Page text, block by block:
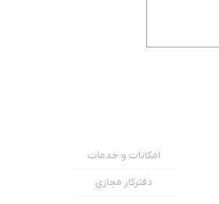
امکانات و خدمات
دفترکار مجازي